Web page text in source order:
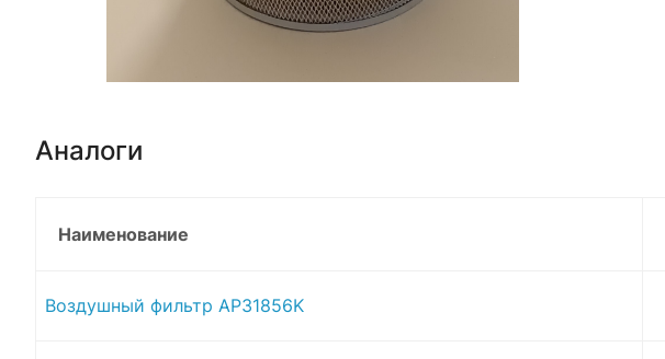
Аналоги
Наименование
Воздушный фильтр AP31856K